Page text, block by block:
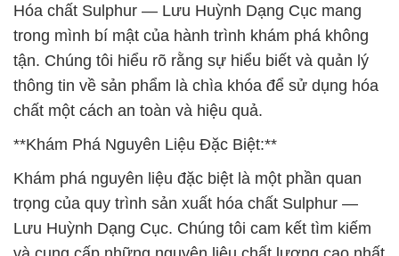
Hóa chất Sulphur — Lưu Huỳnh Dạng Cục mang
trong mình bí mật của hành trình khám phá không
tận. Chúng tôi hiểu rõ rằng sự hiểu biết và quản lý
thông tin về sản phẩm là chìa khóa để sử dụng hóa
chất một cách an toàn và hiệu quả.
**Khám Phá Nguyên Liệu Đặc Biệt:**
Khám phá nguyên liệu đặc biệt là một phần quan
trọng của quy trình sản xuất hóa chất Sulphur —
Lưu Huỳnh Dạng Cục. Chúng tôi cam kết tìm kiếm